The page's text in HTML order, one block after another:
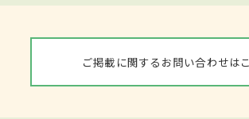
ご掲載に関するお問い合わせは